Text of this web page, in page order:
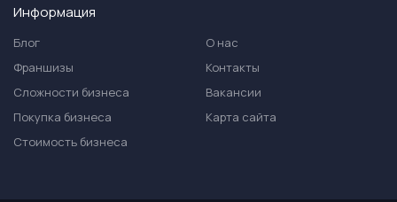
Информация
Блог
Франшизы
Сложности бизнеса
Покупка бизнеса
Стоимость бизнеса
О нас
Контакты
Вакансии
Карта сайта